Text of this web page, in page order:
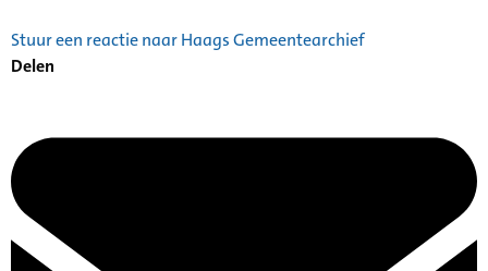
Stuur een reactie naar Haags Gemeentearchief
Delen